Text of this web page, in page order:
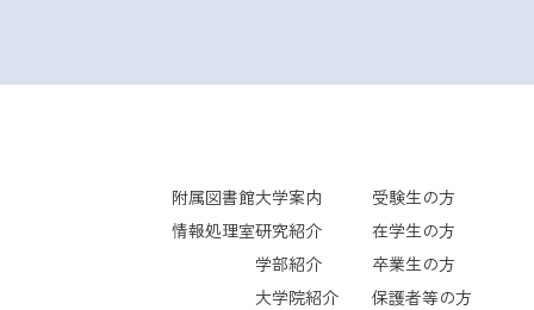
附属図書館
情報処理室
大学案内
研究紹介
学部紹介
大学院紹介
受験生の方
在学生の方
卒業生の方
保護者等の方